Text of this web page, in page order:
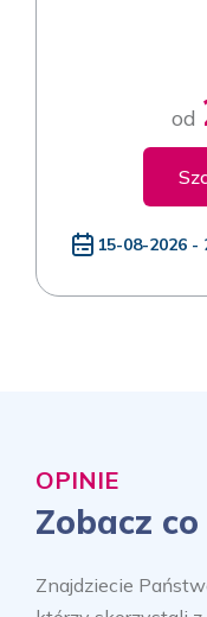
od
15-08-2026 -
OPINIE
Zobacz
Znajdziecie